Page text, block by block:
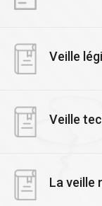
Veille
Veille
La veille